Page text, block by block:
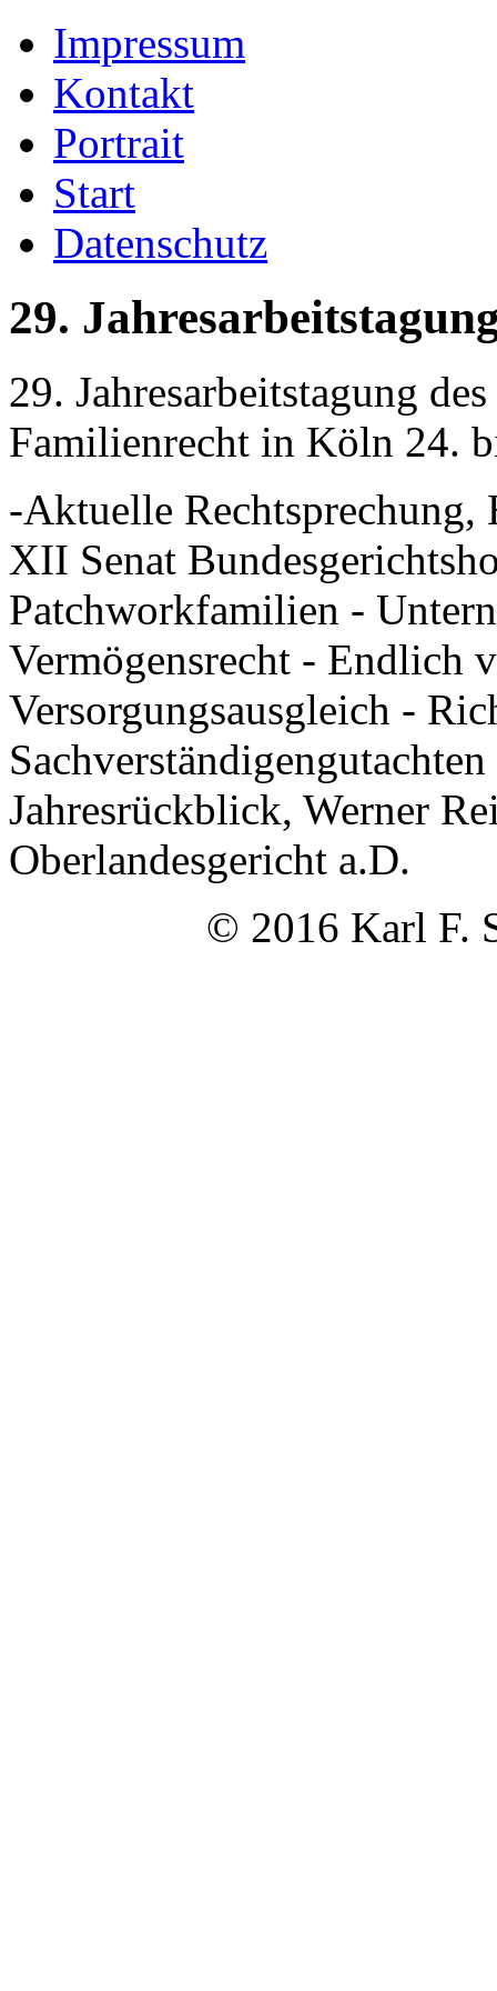
Impressum
Kontakt
Portrait
Start
Datenschutz
29.
29. Jahresarbeitstagung
Familienrecht in Köln 24.
-Aktuelle
XII Senat
Patchworkfamilien -
Vermögensrecht - Endlich
Versorgungsausgleich -
Jahresrückblick, Werner
Oberlandesgericht a.D.
© 2016 Karl F.